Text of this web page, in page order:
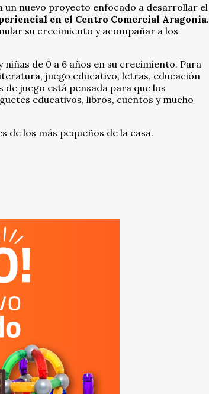
un nuevo proyecto enfocado a desarrollar el
en el Centro Comercial Aragonia.
su crecimiento y acompañar a los
de 0 a 6 años en su crecimiento. Para
juego educativo, letras, educación
de juego está pensada para que los
educativos, libros, cuentos y mucho
de los más pequeños de la casa.